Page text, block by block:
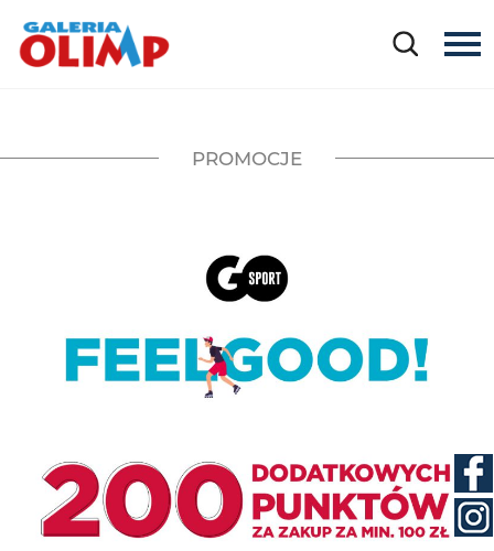
PROMOCJE